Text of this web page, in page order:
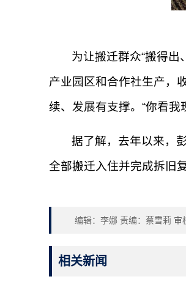
为让搬迁群众“搬得
产业园区和合作社生产，
续、发展有支撑。“你看
据了解，去年以来，
全部搬迁入住并完成拆旧
编辑：李娜 责编：蔡雪莉 审
相关新闻